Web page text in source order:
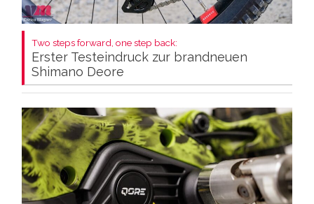
Two steps forward, one step back:
Erster Testeindruck zur brandneuen
Shimano Deore